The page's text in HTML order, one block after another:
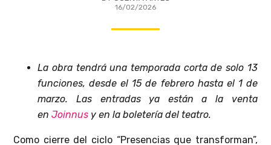
16/02/2026
La obra tendrá una temporada corta de solo 13
funciones, desde el 15 de febrero hasta el 1 de
marzo. Las entradas ya están a la venta
enJoinnus y en la boletería del teatro.
Como cierre del ciclo “Presencias que transforman”,